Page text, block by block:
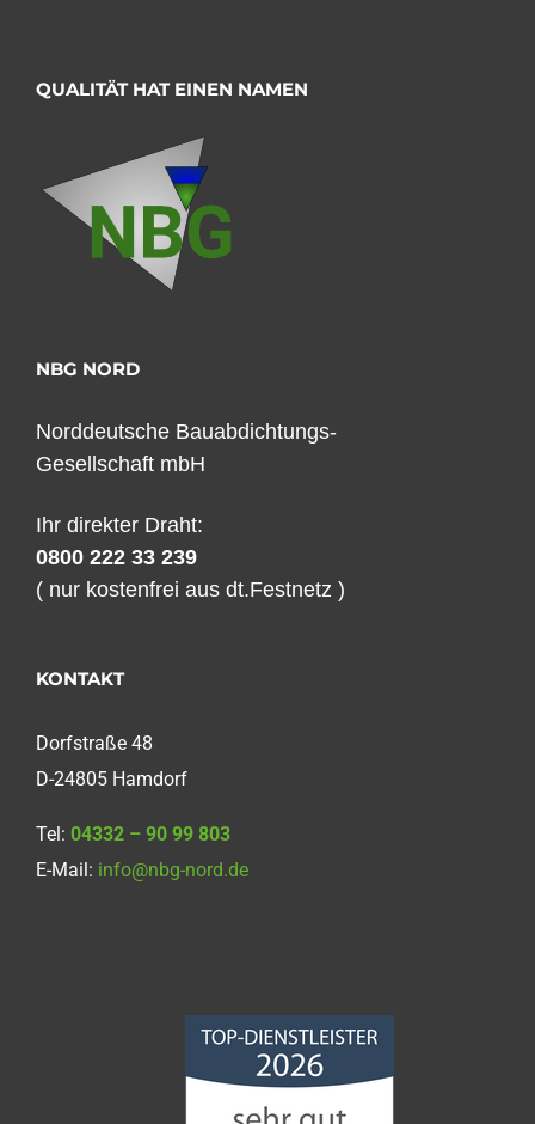
QUALITÄT HAT EINEN NAMEN
NBG NORD
Norddeutsche Bauabdichtungs-
Gesellschaft mbH
Ihr direkter Draht:
0800 222 33 239
( nur kostenfrei aus dt.Festnetz )
KONTAKT
Dorfstraße 48
D-24805 Hamdorf
Tel: 04332 – 90 99 803
E-Mail: info@nbg-nord.de
Norddeutsche
Bauabdichtungsgesellschaft
mbH
von 5
86Bewertungen